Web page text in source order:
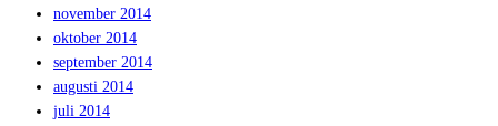
november 2014
oktober 2014
september 2014
augusti 2014
juli 2014